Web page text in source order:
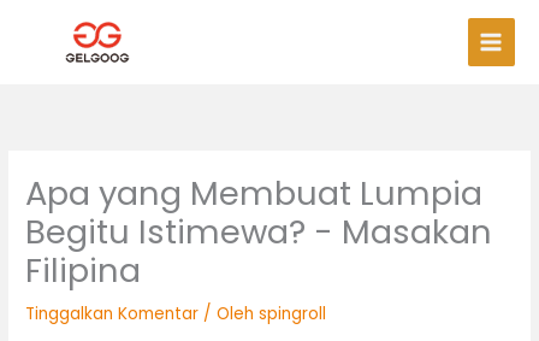
Apa yang Membuat Lumpia
Begitu Istimewa? - Masakan
Filipina
Tinggalkan Komentar / Olehspingroll